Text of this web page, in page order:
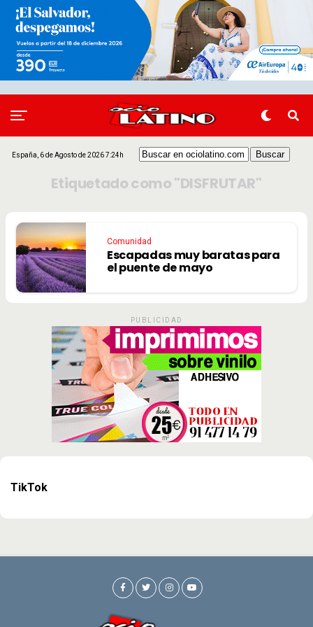
España, 6 de Agosto de 2026 7:24h
Etiquetado como "DISFRUTAR"
Comunidad
Escapadas muy baratas para
el puente de mayo
PUBLICIDAD
TikTok